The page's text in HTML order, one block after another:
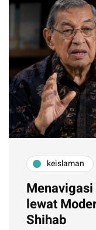
keislaman
lewat
Shihab